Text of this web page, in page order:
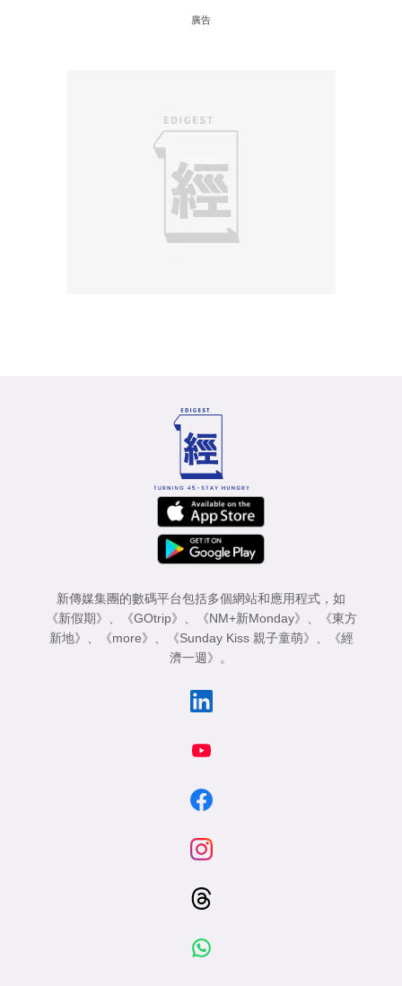
廣告
新傳媒集團的數碼平台包括多個網站和應用程式，如
《新假期》
《GOtrip》 《NM+新Monday》
《東方
新地》
《more》 《Sunday Kiss 親子童萌》
《經
濟一週》
。